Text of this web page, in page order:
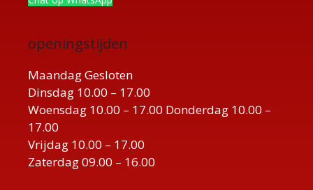
openingstijden
Maandag Gesloten
Dinsdag 10.00 – 17.00
Woensdag 10.00 – 17.00 Donderdag 10.00 –
17.00
Vrijdag 10.00 – 17.00
Zaterdag 09.00 – 16.00